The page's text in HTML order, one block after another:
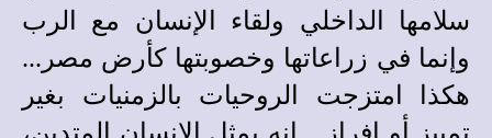
سلامها الداخلي ولقاء الإنسان مع الرب
وإنما في زراعاتها وخصوبتها كأرض مصر...
هكذا امتزجت الروحيات بالزمنيات بغير